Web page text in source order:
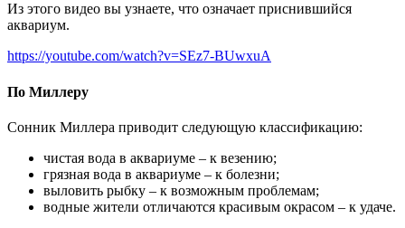
Из этого видео вы узнаете, что означает приснившийся
аквариум.
https://youtube.com/watch?v=SEz7-BUwxuA
По Миллеру
Сонник Миллера приводит следующую классификацию:
чистая вода в аквариуме – к везению;
грязная вода в аквариуме – к болезни;
выловить рыбку – к возможным проблемам;
водные жители отличаются красивым окрасом – к удаче.